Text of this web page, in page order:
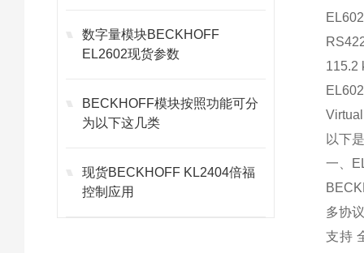
数字量模块BECKHOFF
EL2602现货参数
BECKHOFF模块按照功能可分
为以下这几类
现货BECKHOFF KL2404倍福
控制应用
115.2
以下
一、
多协
支持